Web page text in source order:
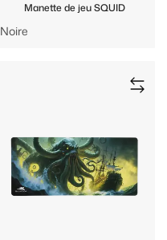
Manette de jeu SQUID
Noire